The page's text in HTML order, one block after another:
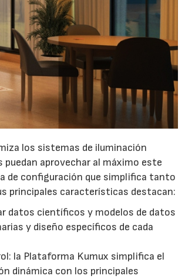
los sistemas de iluminación
aprovechar al máximo este
de configuración que simplifica tanto
principales características destacan:
datos científicos y modelos de datos
y diseño específicos de cada
la Plataforma Kumux simplifica el
dinámica con los principales
29/07/2026